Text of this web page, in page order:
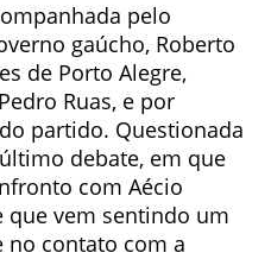
pelo
gaúcho, Roberto
de Porto Alegre,
Ruas, e por
partido. Questionada
debate, em que
com Aécio
que vem sentindo um
no contato com a